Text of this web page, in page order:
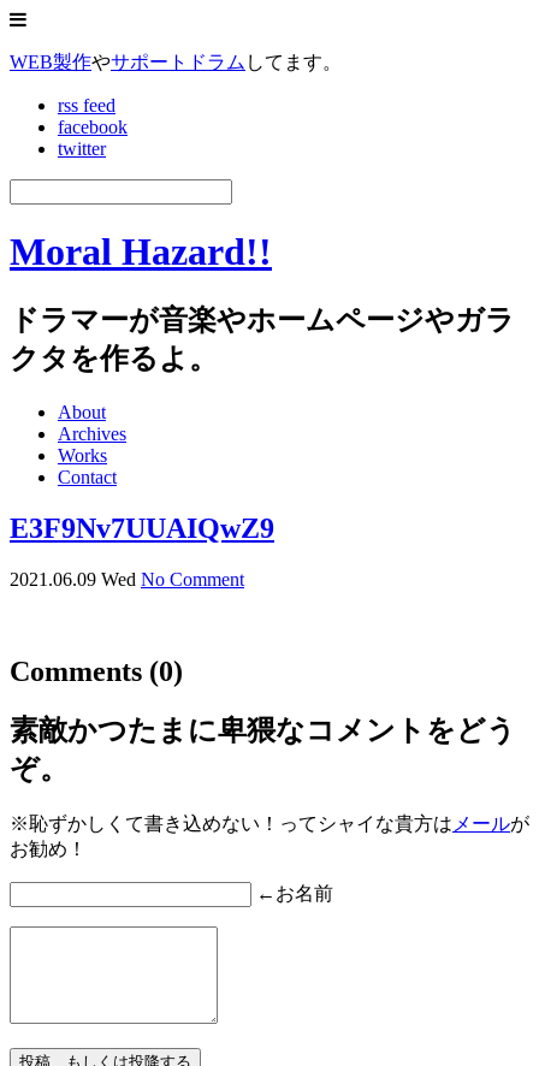
WEB製作やサポートドラム してます。
rss feed
facebook
twitter
Moral Hazard!!
ドラマーが音楽やホームページやガラ
クタを作るよ。
About
Archives
Works
Contact
E3F9Nv7UUAIQwZ9
2021.06.09 Wed No Comment
Comments (0)
素敵かつたまに卑猥なコメントをどう
ぞ。
※恥ずかしくて書き込めない！ってシャイな貴方は メールが
お勧め！
←お名前